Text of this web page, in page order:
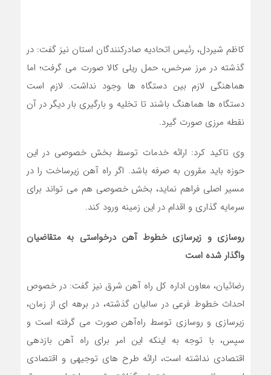
کاظم شیردل، رئیس اتحادیه صادرکنندگان استان نیز گفت: در
گذشته در مرز سرخس، حمل ریلی کالا صورت می گرفت؛ اما
هماهنگی لازم بین دستگاه ها وجود نداشت. لازم است
دستگاه ها هماهنگ باشند تا تخلیه و بارگیری بار دیگر در آن
نقطه مرزی صورت گیرد.
وی تاکید کرد: ارائه خدمات توسط بخش خصوصی در این
حوزه باید مقرون به صرفه باشد. اگر راه آهن زیرساخت را در
مسیر اصلی فراهم نماید، بخش خصوصی هم می تواند برای
سرمایه گذاری و اقدام در این زمینه ورود کند.
روسازی و زیرسازی خطوط آهن درخواستی به متقاضیان
واگذار شده است
رضائیان، معاون اداره کل راه آهن شرق نیز گفت: در خصوص
احداث خطوط فرعی در سالیان گذشته، در برهه ای از زمان،
زیرسازی و روسازی توسط راه‌آهن صورت می گرفته است و
سپس، با توجه به اینکه این امر برای راه آهن بازدهی
اقتصادی نداشته است، ارائه طرح های توجیهی و اقتصادی